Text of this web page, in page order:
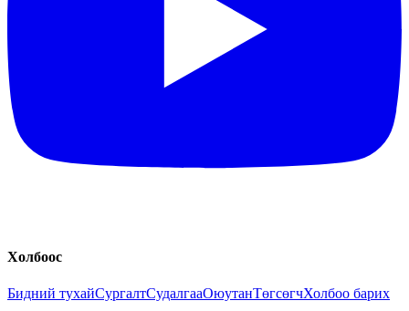
Холбоос
Бидний тухайСургалтСудалгааОюутанТөгсөгчХолбоо барих